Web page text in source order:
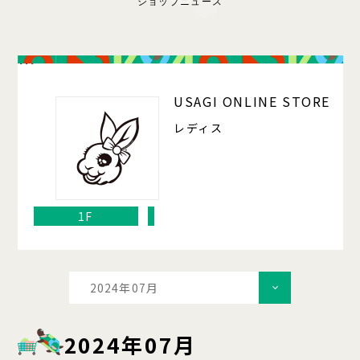
111
USAGI ONLINE STORE
レディス
1F
2024年07月
2024年07月